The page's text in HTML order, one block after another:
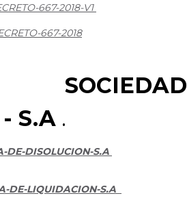
667-2018-V1
667-2018
SOCIEDAD
S.A .
DE-DISOLUCION-S.A
DE-LIQUIDACION-S.A